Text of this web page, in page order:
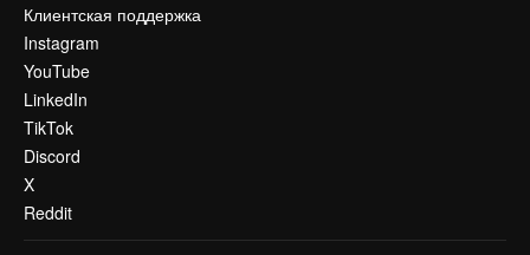
Клиентская поддержка
Instagram
YouTube
LinkedIn
TikTok
Discord
X
Reddit